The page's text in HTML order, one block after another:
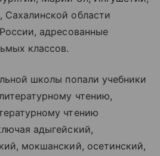
области
адресованные
классов.
школы попали учебники
чтению,
чтению
адыгейский,
мокшанский, осетинский,